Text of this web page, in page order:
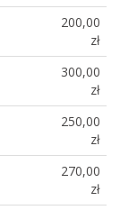
200,00
zł
300,00
zł
250,00
zł
270,00
zł